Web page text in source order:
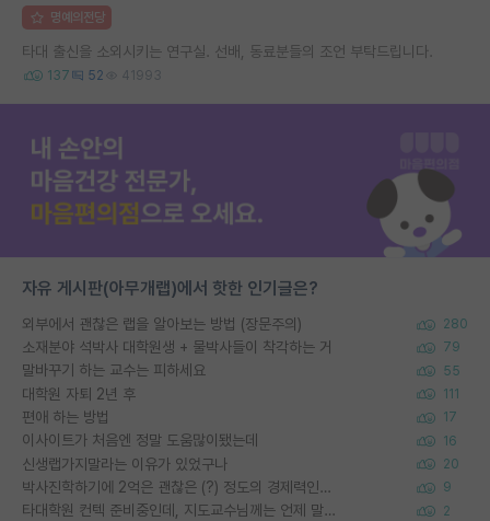
명예의전당
타대 출신을 소외시키는 연구실. 선배, 동료분들의 조언 부탁드립니다.
137 52 41993
자유 게시판(아무개랩)에서 핫한 인기글은?
외부에서 괜찮은 랩을 알아보는 방법 (장문주의) 280
소재분야 석박사 대학원생 + 물박사들이 착각하는 거 79
말바꾸기 하는 교수는 피하세요 55
대학원 자퇴 2년 후 111
편애 하는 방법 17
이사이트가 처음엔 정말 도움많이됐는데 16
신생랩가지말라는 이유가 있었구나 20
박사진학하기에 2억은 괜찮은 (?) 정도의 경제력인가요 9
타대학원 컨텍 준비중인데, 지도교수님께는 언제 말씀드려야 할까요? 2